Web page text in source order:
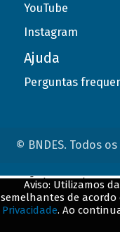
YouTube
Instagram
Ajuda
Perguntas
© BNDES. Todos
Aviso: Utilizamos
semelhantes de acordo
Privacidade. Ao
ConteÃºdo
${title}${badge}